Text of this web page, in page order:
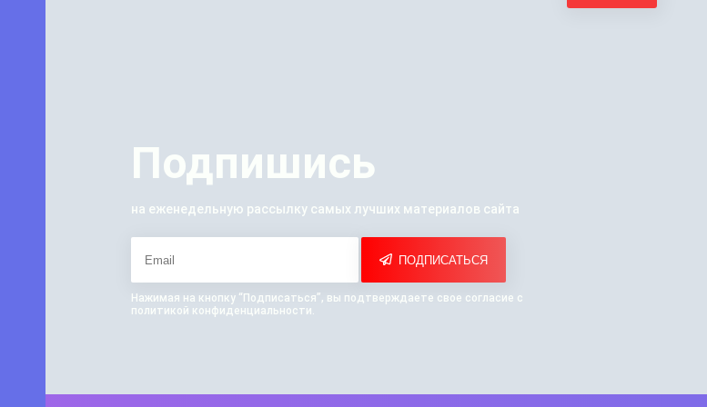
Подпишись
на еженедельную рассылку самых лучших материалов сайта
ПОДПИСАТЬСЯ
Нажимая на кнопку “Подписаться”, вы подтверждаете свое согласие с
политикой конфиденциальности.